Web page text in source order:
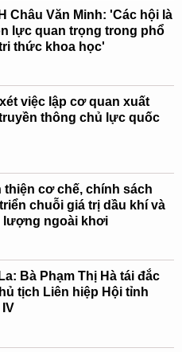
Châu Văn Minh: 'Các hội là
lực quan trọng trong phổ
thức khoa học'
việc lập cơ quan xuất
thông chủ lực quốc
thiện cơ chế, chính sách
chuỗi giá trị dầu khí và
lượng ngoài khơi
Bà Phạm Thị Hà tái đắc
tịch Liên hiệp Hội tỉnh
IV